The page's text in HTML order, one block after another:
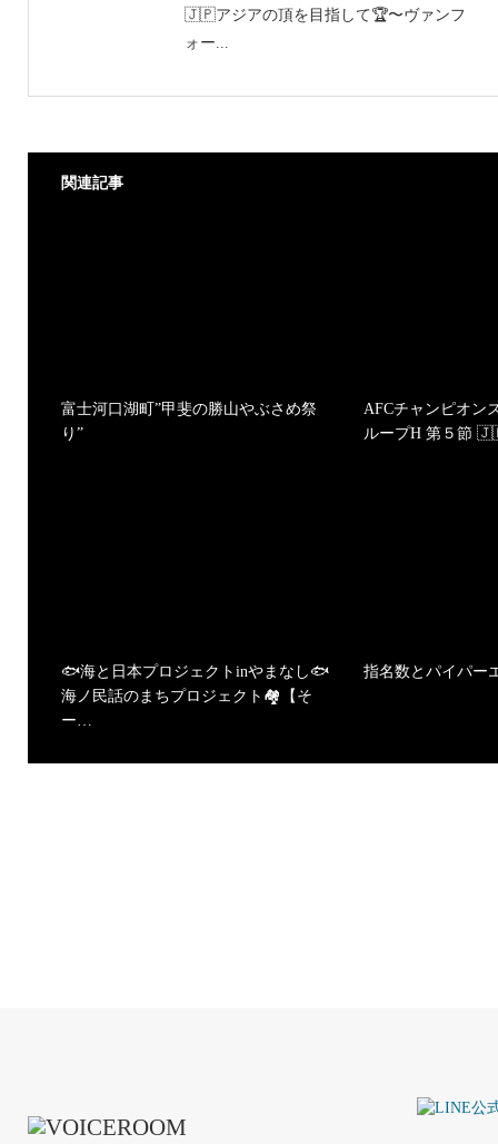
🇯🇵アジアの頂を目指して🏆〜ヴァンフ
ォー...
関連記事
富士河口湖町”甲斐の勝山やぶさめ祭
り”
AFCチャンピオン
ループH 第５節
🐟海と日本プロジェクトinやまなし🐟
海ノ民話のまちプロジェクト🏘【そ
ー…
指名数とパイパー